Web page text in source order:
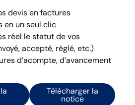
devis en factures
en un seul clic
réel le statut de vos
accepté, réglé, etc.)
d’acompte, d’avancement
Télécharger la
notice